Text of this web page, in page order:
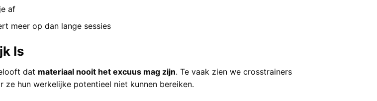
af
meer op dan lange sessies
Is
dat materiaal nooit het excuus mag zijn. Te vaak zien we crosstrainers
hun werkelijke potentieel niet kunnen bereiken.